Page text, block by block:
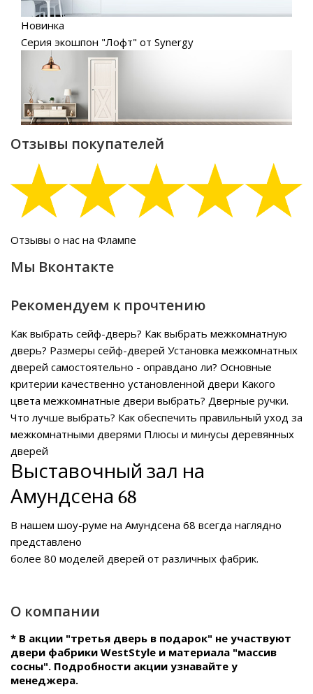
Новинка
Серия экошпон "Лофт" от Synergy
Отзывы покупателей
Отзывы о нас на Флампе
Мы Вконтакте
Рекомендуем к прочтению
Как выбрать сейф-дверь? Как выбрать межкомнатную
дверь? Размеры сейф-дверей Установка межкомнатных
дверей самостоятельно - оправдано ли? Основные
критерии качественно установленной двери Какого
цвета межкомнатные двери выбрать? Дверные ручки.
Что лучше выбрать? Как обеспечить правильный уход за
межкомнатными дверями Плюсы и минусы деревянных
дверей
Выставочный зал на
Амундсена 68
В нашем шоу-руме на Амундсена 68 всегда наглядно
представлено
более 80 моделей дверей от различных фабрик.
О компании
* В акции "третья дверь в подарок" не участвуют
двери фабрики WestStyle и материала "массив
сосны". Подробности акции узнавайте у
менеджера.